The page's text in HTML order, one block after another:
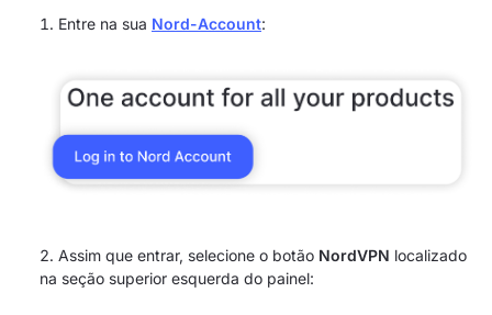
Entre na sua Nord-Account:
Assim que entrar, selecione o botão NordVPN localizado
na seção superior esquerda do painel: